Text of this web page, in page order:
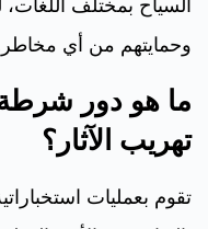
السياح بمختلف اللغات،
وحمايتهم من أي
ما هو دور
تهريب الآثار؟
تقوم بعمليات